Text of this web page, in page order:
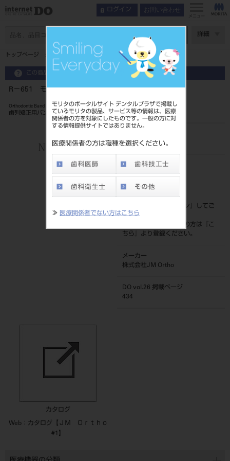
モリタのポータルサイト デンタルプラザで掲載し
ているモリタの製品、サービス等の情報は、医療
関係者の方を対象にしたものです。一般の方に対
する情報提供サイトではありません。
医療関係者の方は職種を選択ください。
≫ 医療関係者でない方はこちら
ログイン お問い合わせ
メニュー
詳細
トップページ R－651 モーラーバンド
この商品に関するお問い合わせ
R－651 モーラーバンド
Orthodontic Band
歯列矯正用バンド
206350800651
JAN/EANコード
標準価格
ログイン
』してご
覧ください。
ネット会員登録がまだの方は『
こ
ちら
』より登録ください。
メーカー
株式会社JM Ortho
DO vol.26 掲載ページ
434
カタログ
Web：カタログ【ＪＭ Ｏｒｔｈｏ
#1】